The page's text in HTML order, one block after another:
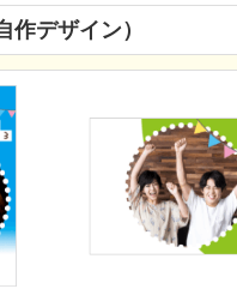
作デザイン）